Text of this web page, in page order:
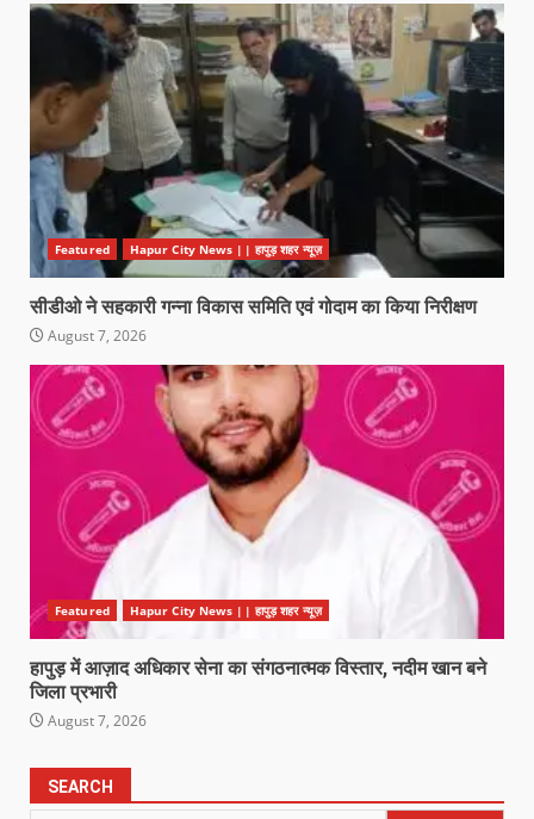
Featured Hapur City News || हापुड़ शहर न्यूज़
सीडीओ ने सहकारी गन्ना विकास समिति एवं गोदाम का किया निरीक्षण
August 7, 2026
Featured Hapur City News || हापुड़ शहर न्यूज़
हापुड़ में आज़ाद अधिकार सेना का संगठनात्मक विस्तार, नदीम खान बने
जिला प्रभारी
August 7, 2026
SEARCH